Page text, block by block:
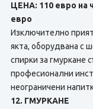
ЦЕНА: 110 евро на
евро
Изключително
якта, оборудвана с
спирки за гмуркане
професионални
неограничени
12. ГМУРКАНЕ